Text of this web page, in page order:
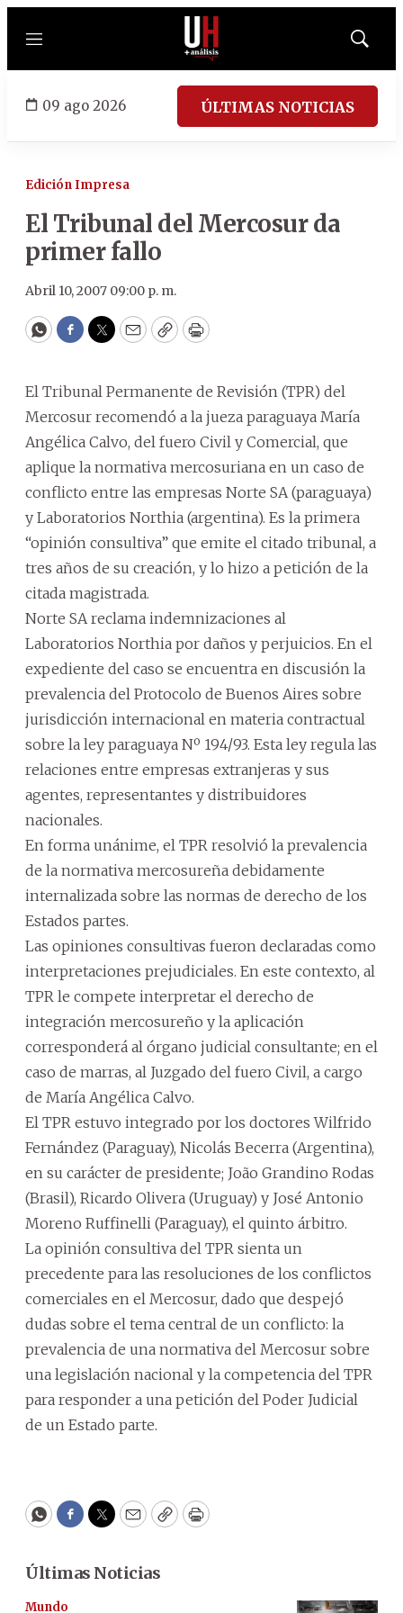
Menú
Mostrar
09 ago 2026 ÚLTIMAS NOTICIAS
Edición Impresa
El Tribunal del Mercosur da
primer fallo
Abril 10, 2007 09:00 p. m.
WhatsApp
Facebook
Twitter
EmailCopyPrint
El Tribunal Permanente de Revisión (TPR) del
Mercosur recomendó a la jueza paraguaya María
Angélica Calvo, del fuero Civil y Comercial, que
aplique la normativa mercosuriana en un caso de
conflicto entre las empresas Norte SA (paraguaya)
y Laboratorios Northia (argentina). Es la primera
“opinión consultiva” que emite el citado tribunal, a
tres años de su creación, y lo hizo a petición de la
citada magistrada.
Norte SA reclama indemnizaciones al
Laboratorios Northia por daños y perjuicios. En el
expediente del caso se encuentra en discusión la
prevalencia del Protocolo de Buenos Aires sobre
jurisdicción internacional en materia contractual
sobre la ley paraguaya Nº 194/93. Esta ley regula las
relaciones entre empresas extranjeras y sus
agentes, representantes y distribuidores
nacionales.
En forma unánime, el TPR resolvió la prevalencia
de la normativa mercosureña debidamente
internalizada sobre las normas de derecho de los
Estados partes.
Las opiniones consultivas fueron declaradas como
interpretaciones prejudiciales. En este contexto, al
TPR le compete interpretar el derecho de
integración mercosureño y la aplicación
corresponderá al órgano judicial consultante; en el
caso de marras, al Juzgado del fuero Civil, a cargo
de María Angélica Calvo.
El TPR estuvo integrado por los doctores Wilfrido
Fernández (Paraguay), Nicolás Becerra (Argentina),
en su carácter de presidente; João Grandino Rodas
(Brasil), Ricardo Olivera (Uruguay) y José Antonio
Moreno Ruffinelli (Paraguay), el quinto árbitro.
La opinión consultiva del TPR sienta un
precedente para las resoluciones de los conflictos
comerciales en el Mercosur, dado que despejó
dudas sobre el tema central de un conflicto: la
prevalencia de una normativa del Mercosur sobre
una legislación nacional y la competencia del TPR
para responder a una petición del Poder Judicial
de un Estado parte.
WhatsApp
Facebook
Twitter
EmailCopyPrint
Últimas Noticias
Mundo